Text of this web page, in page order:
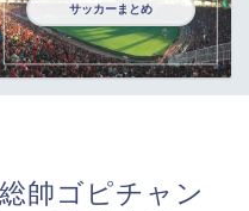
サッカーまとめ
帥ゴピチャン